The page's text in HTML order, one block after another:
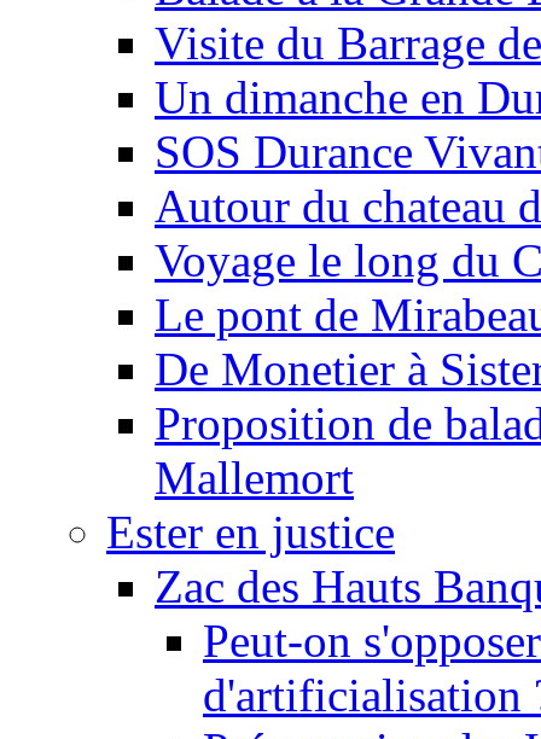
Visite du Barrage
Un dimanche en
SOS Durance
Autour du chateau
Voyage le long du
Le pont de
De Monetier à
Proposition de
Mallemort
Ester en justice
Zac des Hauts
Peut-on
d'artificialisation